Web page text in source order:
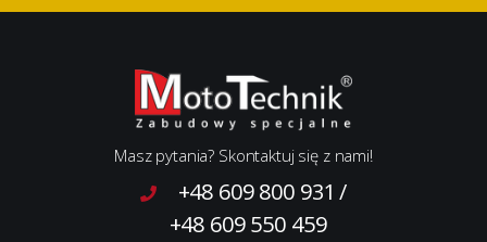
Masz pytania? Skontaktuj się z nami!
+48 609 800 931 /
+48 609 550 459